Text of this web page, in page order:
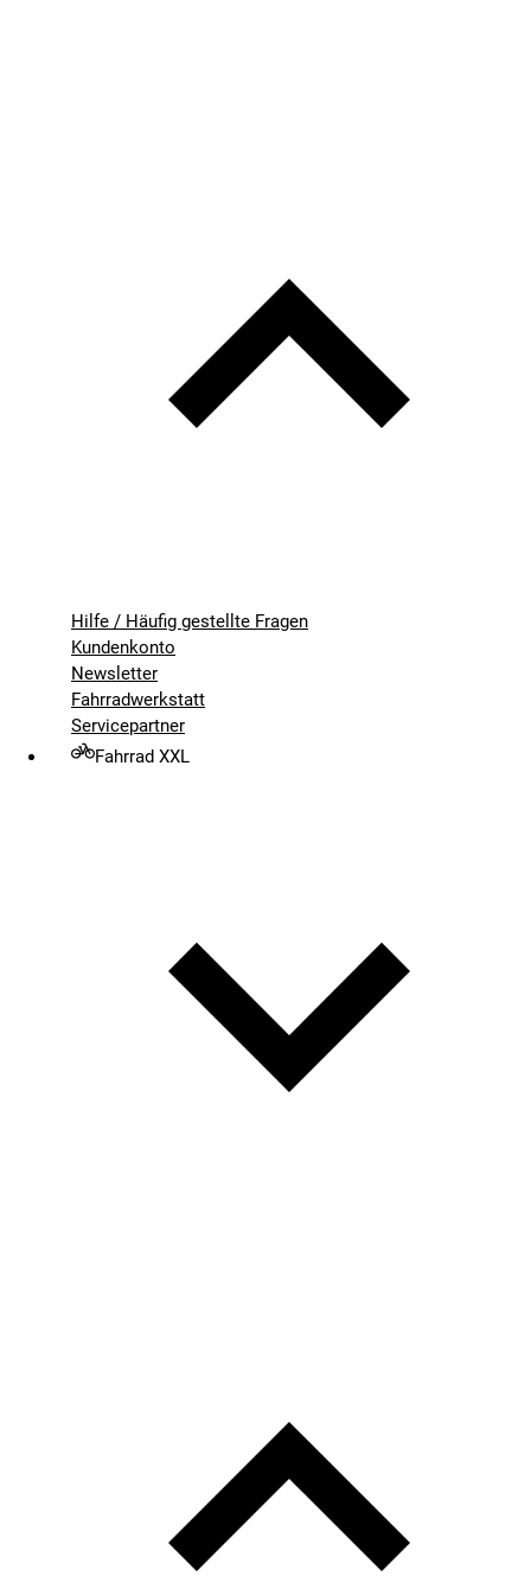
Hilfe / Häufig gestellte Fragen
Kundenkonto
Newsletter
Fahrradwerkstatt
Servicepartner
Fahrrad XXL